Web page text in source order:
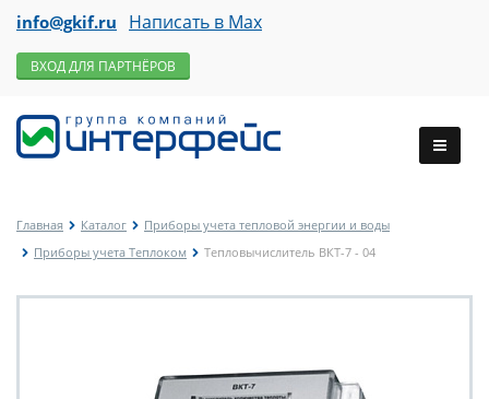
info@gkif.ru Написать в Max
ВХОД ДЛЯ ПАРТНЁРОВ
Главная Каталог
Приборы учета тепловой энергии и воды
Приборы учета Теплоком
Тепловычислитель ВКТ-7 - 04